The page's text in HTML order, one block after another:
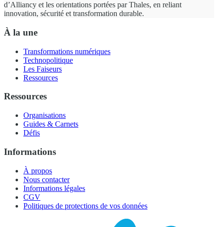
d’Alliancy et les orientations portées par Thales, en reliant
innovation, sécurité et transformation durable.
À la une
Transformations numériques
Technopolitique
Les Faiseurs
Ressources
Ressources
Organisations
Guides & Carnets
Défis
Informations
À propos
Nous contacter
Informations légales
CGV
Politiques de protections de vos données